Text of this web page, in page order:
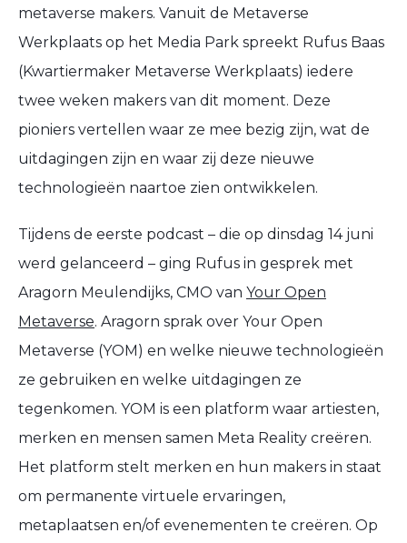
metaverse makers. Vanuit de Metaverse
Werkplaats op het Media Park spreekt Rufus Baas
(Kwartiermaker Metaverse Werkplaats) iedere
twee weken makers van dit moment. Deze
pioniers vertellen waar ze mee bezig zijn, wat de
uitdagingen zijn en waar zij deze nieuwe
technologieën naartoe zien ontwikkelen.
Tijdens de eerste podcast – die op dinsdag 14 juni
werd gelanceerd – ging Rufus in gesprek met
Aragorn Meulendijks, CMO van Your Open
Metaverse. Aragorn sprak over Your Open
Metaverse (YOM) en welke nieuwe technologieën
ze gebruiken en welke uitdagingen ze
tegenkomen. YOM is een platform waar artiesten,
merken en mensen samen Meta Reality creëren.
Het platform stelt merken en hun makers in staat
om permanente virtuele ervaringen,
metaplaatsen en/of evenementen te creëren. Op